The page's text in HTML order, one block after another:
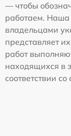
— чтобы
работаем.
владельцами
представляет
работ
находящихся в
соответствии